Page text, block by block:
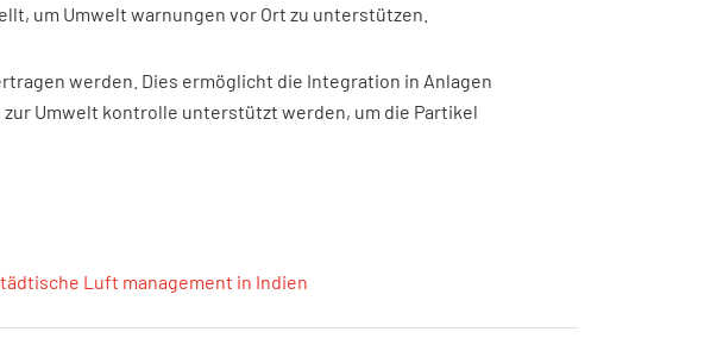
um Umwelt warnungen vor Ort zu unterstützen.
werden. Dies ermöglicht die Integration in Anlagen
Umwelt kontrolle unterstützt werden, um die Partikel
Luft management in Indien